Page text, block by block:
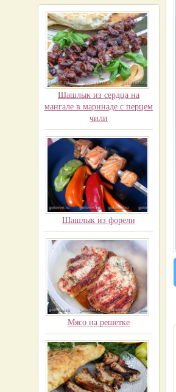
Шашлык из сердца на
мангале в маринаде с перцем
чили
Шашлык из форели
Мясо на решетке